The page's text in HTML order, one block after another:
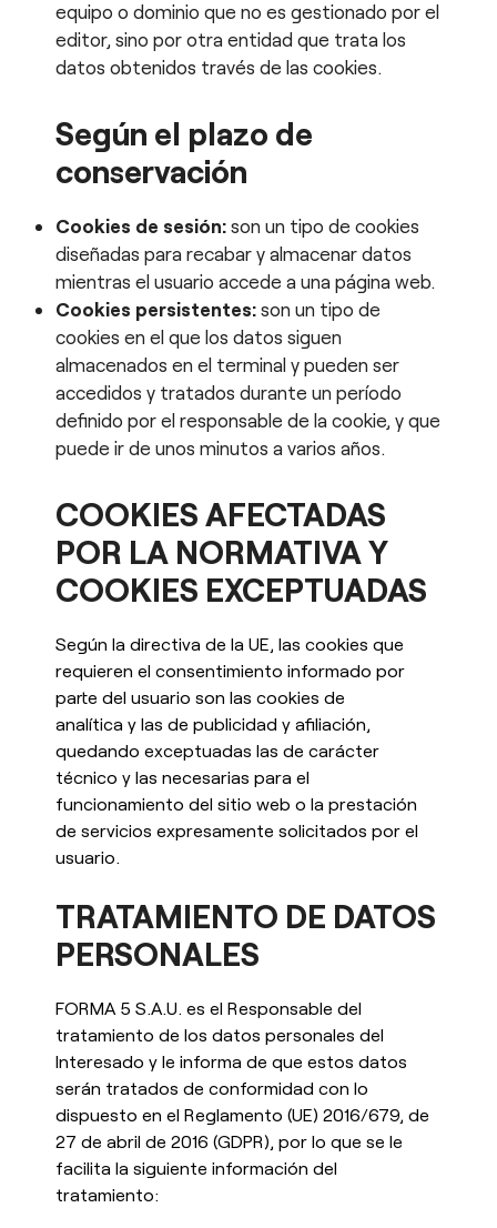
equipo o dominio que no es gestionado por el
editor, sino por otra entidad que trata los
datos obtenidos través de las cookies.
Según el plazo de
conservación
Cookies de sesión: son un tipo de cookies
diseñadas para recabar y almacenar datos
mientras el usuario accede a una página web.
Cookies persistentes: son un tipo de
cookies en el que los datos siguen
almacenados en el terminal y pueden ser
accedidos y tratados durante un período
definido por el responsable de la cookie, y que
puede ir de unos minutos a varios años.
COOKIES AFECTADAS
POR LA NORMATIVA Y
COOKIES EXCEPTUADAS
Según la directiva de la UE, las cookies que
requieren el consentimiento informado por
parte del usuario son las cookies de
analítica y las de publicidad y afiliación,
quedando exceptuadas las de carácter
técnico y las necesarias para el
funcionamiento del sitio web o la prestación
de servicios expresamente solicitados por el
usuario.
TRATAMIENTO DE DATOS
PERSONALES
FORMA 5 S.A.U. es el Responsable del
tratamiento de los datos personales del
Interesado y le informa de que estos datos
serán tratados de conformidad con lo
dispuesto en el Reglamento (UE) 2016/679, de
27 de abril de 2016 (GDPR), por lo que se le
facilita la siguiente información del
tratamiento: